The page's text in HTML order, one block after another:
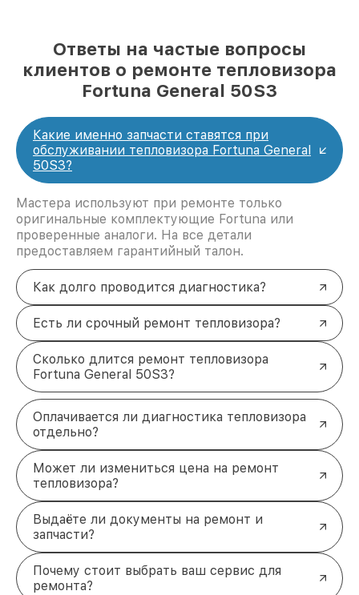
Ответы на частые вопросы
клиентов о ремонте тепловизора
Fortuna General 50S3
Какие именно запчасти ставятся при
обслуживании тепловизора Fortuna General
50S3?
Мастера используют при ремонте только
оригинальные комплектующие Fortuna или
проверенные аналоги. На все детали
предоставляем гарантийный талон.
Как долго проводится диагностика?
Есть ли срочный ремонт тепловизора?
Сколько длится ремонт тепловизора
Fortuna General 50S3?
Оплачивается ли диагностика тепловизора
отдельно?
Может ли измениться цена на ремонт
тепловизора?
Выдаёте ли документы на ремонт и
запчасти?
Почему стоит выбрать ваш сервис для
ремонта?